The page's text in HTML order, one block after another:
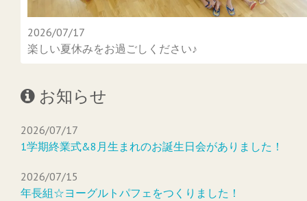
2026/07/17
楽しい夏休みをお過ごしください♪
お知らせ
2026/07/17
1学期終業式&8月生まれのお誕生日会がありました！
2026/07/15
年長組☆ヨーグルトパフェをつくりました！